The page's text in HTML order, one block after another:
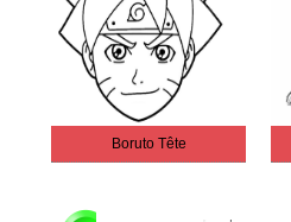
Boruto Tête